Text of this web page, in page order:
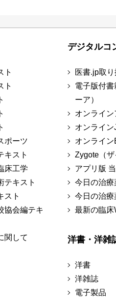
ト
ト
ポーツ
キスト
床工学
テキスト
スト
協会編テキ
関して
デジタルコ
医書.jp取
電子版付書
ーア）
オンライ
オンライ
オンライ
Zygote（ザ
アプリ版
今日の治療
今日の治療
最新の臨床
洋書・洋雑
洋書
洋雑誌
電子製品